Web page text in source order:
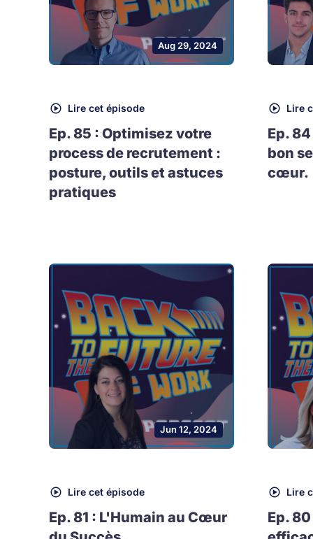
Aug 29, 2024
Lire cet épisode
Ep. 85 : Optimisez votre
process de recrutement :
posture, outils et astuces
pratiques
Lire
Ep.
bon
cœur.
Jun 12, 2024
Lire cet épisode
Ep. 81 : L'Humain au Cœur
Lire
Ep.